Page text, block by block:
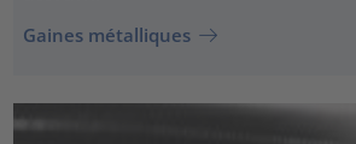
Gaines métalliques